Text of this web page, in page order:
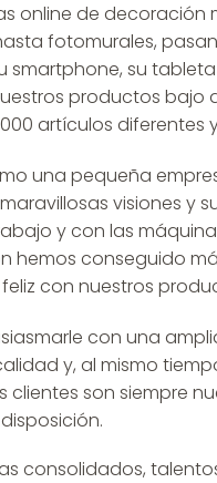
online de decoración
fotomurales,
su
productos
artículos
una pequeña
visiones y
y con las
hemos conseguido
con nuestros
con una
y, al mismo
clientes son siempre
consolidados,